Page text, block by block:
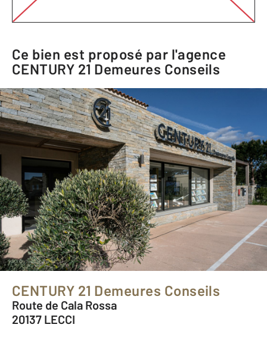
Ce bien est proposé par l'agence
CENTURY 21 Demeures Conseils
CENTURY 21 Demeures Conseils
Route de Cala Rossa
20137 LECCI